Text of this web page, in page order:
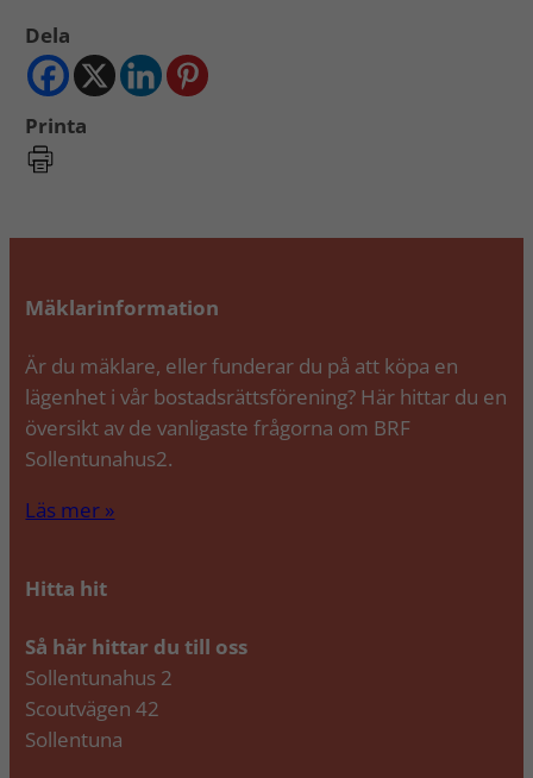
Dela
Printa
Mäklarinformation
Är du mäklare, eller funderar du på att köpa en
lägenhet i vår bostadsrättsförening? Här hittar du en
översikt av de vanligaste frågorna om BRF
Sollentunahus2.
Läs mer »
Hitta hit
Så här hittar du till oss
Sollentunahus 2
Scoutvägen 42
Sollentuna